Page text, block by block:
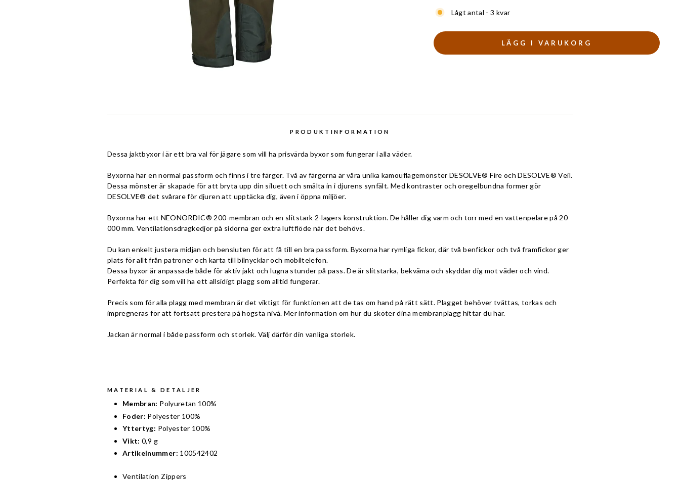
Lågt antal - 3 kvar
LÄGG I VARUKORG
PRODUKTINFORMATION
Dessa jaktbyxor i är ett bra val för jägare som vill ha prisvärda byxor som fungerar i alla väder.
Byxorna har en normal passform och finns i tre färger. Två av färgerna är våra unika kamouflagemönster DESOLVE® Fire och DESOLVE® Veil.
Dessa mönster är skapade för att bryta upp din siluett och smälta in i djurens synfält. Med kontraster och oregelbundna former gör
DESOLVE® det svårare för djuren att upptäcka dig, även i öppna miljöer.
Byxorna har ett NEONORDIC® 200-membran och en slitstark 2-lagers konstruktion. De håller dig varm och torr med en vattenpelare på 20
000 mm. Ventilationsdragkedjor på sidorna ger extra luftflöde när det behövs.
Du kan enkelt justera midjan och bensluten för att få till en bra passform. Byxorna har rymliga fickor, där två benfickor och två framfickor ger
plats för allt från patroner och karta till bilnycklar och mobiltelefon.
Dessa byxor är anpassade både för aktiv jakt och lugna stunder på pass. De är slitstarka, bekväma och skyddar dig mot väder och vind.
Perfekta för dig som vill ha ett allsidigt plagg som alltid fungerar.
Precis som för alla plagg med membran är det viktigt för funktionen att de tas om hand på rätt sätt. Plagget behöver tvättas, torkas och
impregneras för att fortsatt prestera på högsta nivå. Mer information om hur du sköter dina membranplagg hittar du här.
Jackan är normal i både passform och storlek. Välj därför din vanliga storlek.
MATERIAL & DETALJER
Membran: Polyuretan 100%
Foder: Polyester 100%
Yttertyg: Polyester 100%
Vikt: 0,9 g
Artikelnummer: 100542402
Ventilation Zippers